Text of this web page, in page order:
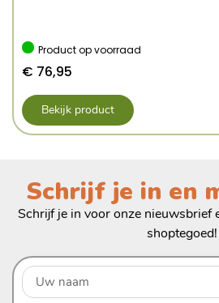
Product op voorraad
€ 76,95
Bekijk product
Schrijf je in en
Schrijf je in voor onze nieuwsbrief
shoptegoed!